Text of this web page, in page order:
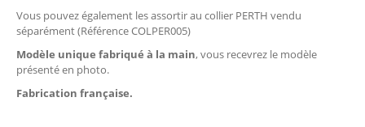
Vous pouvez également les assortir au collier PERTH vendu
séparément (Référence COLPER005)
Modèle unique fabriqué à la main, vous recevrez le modèle
présenté en photo.
Fabrication française.